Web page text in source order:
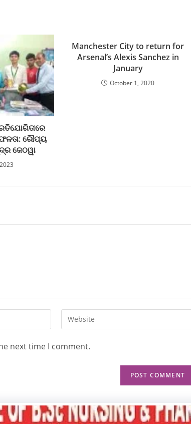
ରୌପ୍ୟ
ଜେଠୱା
Manchester City to return for
Arsenal’s Alexis Sanchez in
January
October 1, 2020
next time I comment.